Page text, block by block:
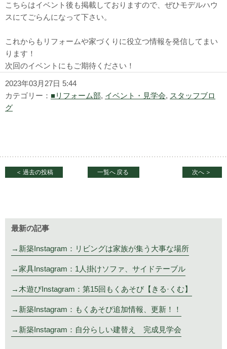
こちらはイベント後も掲載しておりますので、ぜひモデルハウ
スにてごらんになって下さい。
これからもリフォームや家づくりに役立つ情報を発信してまい
ります！
次回のイベントにもご期待ください！
2023年03月27日 5:44
カテゴリー： ■リフォーム部, イベント・見学会, スタッフブロ
グ
＜ 過去の投稿 一覧へ 戻る 次へ ＞
最新の記事
新築Instagram：リビングは家族が集う大事な場所
家具Instagram：1人掛けソファ、サイドテーブル
木遊びInstagram：第15回もくあそび【きる·くむ】
新築Instagram：もくあそび追加情報、更新！！
新築Instagram：自分らしい建替え 完成見学会